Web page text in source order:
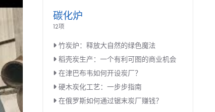
碳化炉
12项
竹炭炉：释放大自然的绿色魔法
稻壳炭生产：一个有利可图的商业机会
在津巴布韦如何开设炭厂？
硬木炭化工艺：一步步指南
在俄罗斯如何通过锯末炭厂赚钱？